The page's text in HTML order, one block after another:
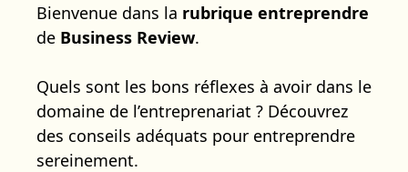
Bienvenue dans la rubrique entreprendre
de Business Review.
Quels sont les bons réflexes à avoir dans le
domaine de l’entreprenariat ? Découvrez
des conseils adéquats pour entreprendre
sereinement.